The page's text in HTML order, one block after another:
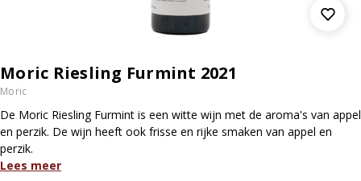
Moric Riesling Furmint 2021
Moric
De Moric Riesling Furmint is een witte wijn met de aroma's van appel
en perzik. De wijn heeft ook frisse en rijke smaken van appel en
perzik.
Lees meer